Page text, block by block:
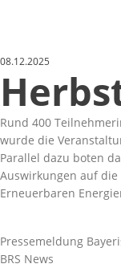
08.12.2025
Rund 400
wurde die
Parallel dazu boten
Auswirkungen auf
Erneuerbaren
Pressemeldung
BRS News